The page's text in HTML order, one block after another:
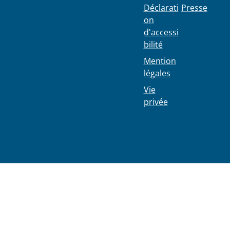
Déclarati
on
d'accessi
bilité
Mention
légales
Vie
privée
Presse